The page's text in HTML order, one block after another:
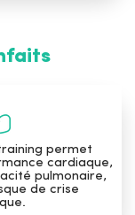
permet
cardiaque,
pulmonaire,
de crise